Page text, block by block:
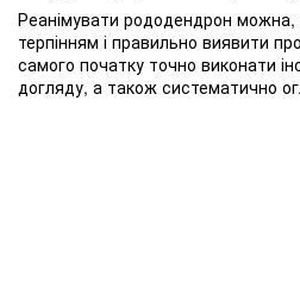
Реанімувати рододендрон можна,
терпінням і правильно виявити
самого початку точно виконати
догляду, а також систематично